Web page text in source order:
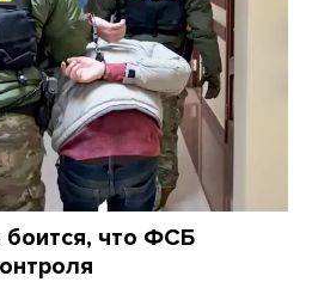
боится, что ФСБ